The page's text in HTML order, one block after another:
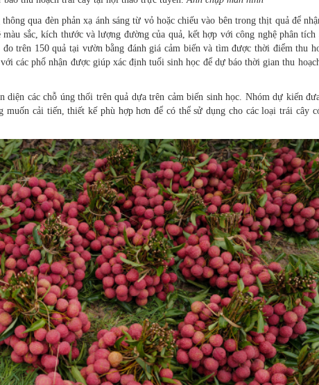
qua đèn phản xạ ánh sáng từ vỏ hoặc chiếu vào bên trong thịt quả để
sắc, kích thước và lượng đường của quả, kết hợp với công nghệ phân tích
trên 150 quả tại vườn bằng đánh giá cảm biến và tìm được thời điểm thu
các phổ nhận được giúp xác định tuổi sinh học để dự báo thời gian thu
diện các chỗ úng thối trên quả dựa trên cảm biến sinh học. Nhóm dự kiến
cải tiến, thiết kế phù hợp hơn để có thể sử dụng cho các loại trái cây